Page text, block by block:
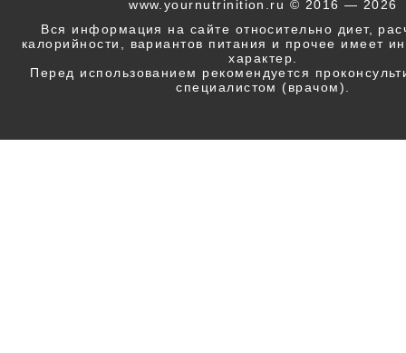
www.yournutrinition.ru © 2016 — 2026
Вся информация на сайте относительно диет,
калорийности, вариантов питания и прочее имеет
характер.
Перед использованием рекомендуется
специалистом (врачом).